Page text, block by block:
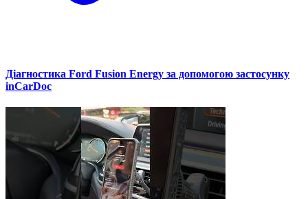
Діагностика Ford Fusion Energy за допомогою застосунку
inCarDoc